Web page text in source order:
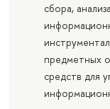
сбора,
предметных
средств для